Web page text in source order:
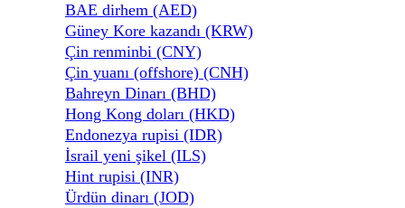
BAE dirhem (AED)
Güney Kore kazandı (KRW)
Çin renminbi (CNY)
Çin yuanı (offshore) (CNH)
Bahreyn Dinarı (BHD)
Hong Kong doları (HKD)
Endonezya rupisi (IDR)
İsrail yeni şikel (ILS)
Hint rupisi (INR)
Ürdün dinarı (JOD)